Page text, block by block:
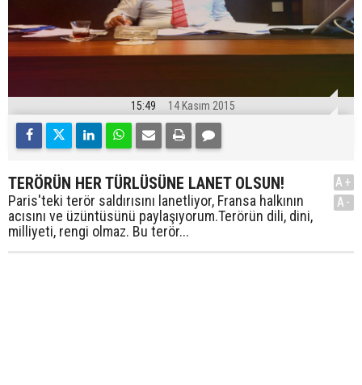
15:49 14 Kasım 2015
TERÖRÜN HER TÜRLÜSÜNE LANET OLSUN!
Paris'teki terör saldırısını lanetliyor, Fransa halkının
acısını ve üzüntüsünü paylaşıyorum.Terörün dili, dini,
milliyeti, rengi olmaz. Bu terör...
A+
A-